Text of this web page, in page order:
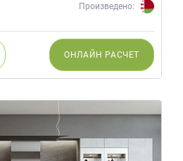
Произведено:
ОНЛАЙН РАСЧЕТ